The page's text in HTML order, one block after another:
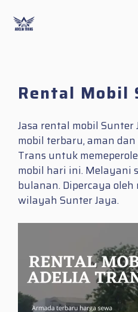
content
Rental Mobil
Jasa rental mobil
mobil terbaru, aman
Trans untuk
mobil hari ini. Melayani
bulanan. Dipercaya
wilayah Sunter Jaya.